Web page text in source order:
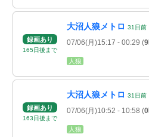
録画あり
165日後 まで
大沼人狼メトロ 31 日前
07/06(月)15:17 - 00:29 (
人狼
録画あり
163日後 まで
大沼人狼メトロ 31 日前
07/06(月)10:52 - 10:58 (
人狼